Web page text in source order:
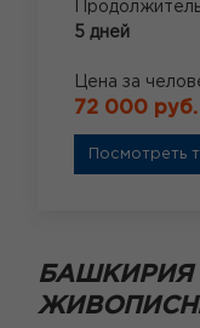
5 дней
Цена за
72 000 руб.
Посмотреть
БАШКИРИЯ